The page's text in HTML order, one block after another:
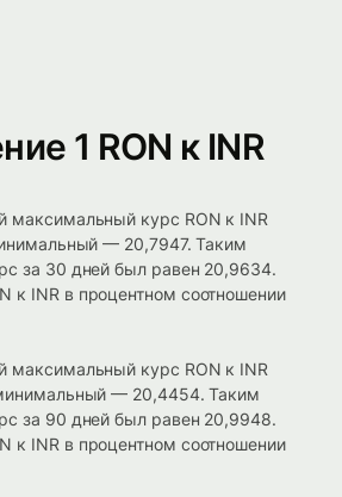
1 RON к INR
максимальный курс RON к INR
— 20,7947. Таким
за 30 дней был равен 20,9634.
к INR в процентном соотношении
максимальный курс RON к INR
— 20,4454. Таким
за 90 дней был равен 20,9948.
к INR в процентном соотношении